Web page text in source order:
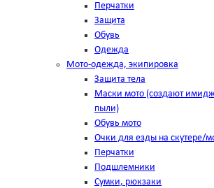
Перчатки
Защита
Обувь
Одежда
Мото-одежда, экипировка
Защита тела
Маски мото (создают
пыли)
Обувь мото
Очки для езды на скутере/
Перчатки
Подшлемники
Сумки, рюкзаки